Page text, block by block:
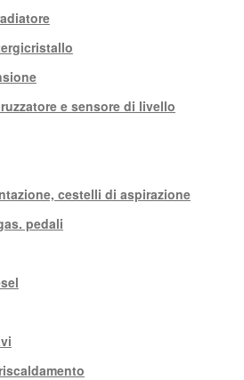
e sensore di livello
cestelli di aspirazione
pedali